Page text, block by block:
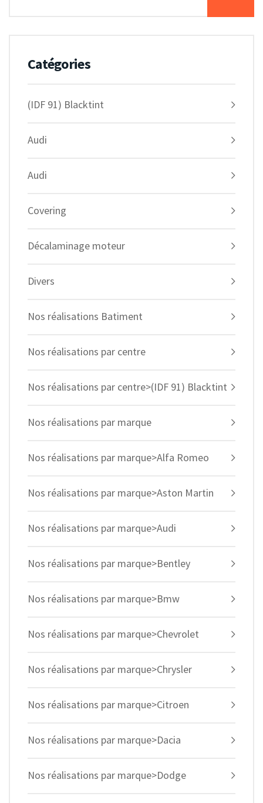
Catégories
(IDF 91) Blacktint
Audi
Audi
Covering
Décalaminage moteur
Divers
Nos réalisations Batiment
Nos réalisations par centre
Nos réalisations par centre>(IDF 91) Blacktint
Nos réalisations par marque
Nos réalisations par marque>Alfa Romeo
Nos réalisations par marque>Aston Martin
Nos réalisations par marque>Audi
Nos réalisations par marque>Bentley
Nos réalisations par marque>Bmw
Nos réalisations par marque>Chevrolet
Nos réalisations par marque>Chrysler
Nos réalisations par marque>Citroen
Nos réalisations par marque>Dacia
Nos réalisations par marque>Dodge